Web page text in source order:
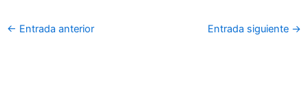
← Entrada anterior Entrada siguiente →